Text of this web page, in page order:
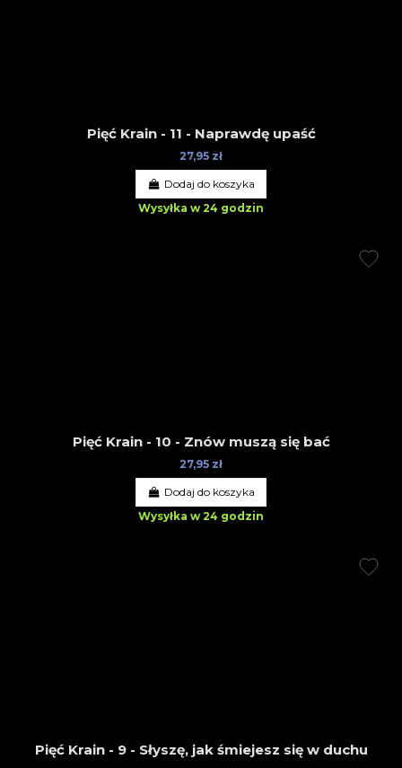
Pięć Krain - 11 - Naprawdę upaść
27,95 zł
Dodaj do koszyka
Wysyłka w 24 godzin
Pięć Krain - 10 - Znów muszą się bać
27,95 zł
Dodaj do koszyka
Wysyłka w 24 godzin
Pięć Krain - 9 - Słyszę, jak śmiejesz się w duchu